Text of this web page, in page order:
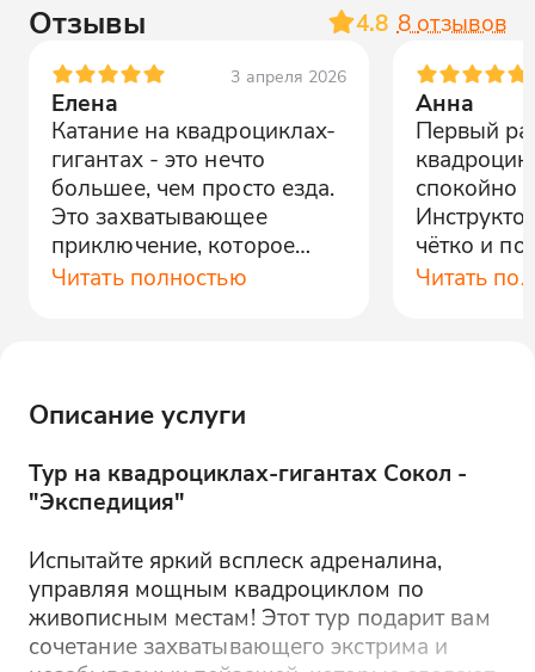
Отзывы 4.8 8 отзывов
3 апреля 2026
Елена
Катание на квадроциклах-
гигантах - это нечто
большее, чем просто езда.
Это захватывающее
приключение, которое
дарит массу
Читать полностью
Анна
Первый
спокойно
чётко и
Читать
Описание услуги
Тур на квадроциклах-гигантах Сокол -
"Экспедиция"
Испытайте яркий всплеск адреналина,
управляя мощным квадроциклом по
живописным местам! Этот тур подарит вам
сочетание захватывающего экстрима и